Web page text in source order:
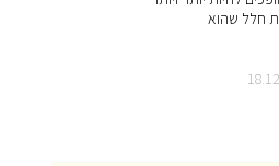
חלל שהוא